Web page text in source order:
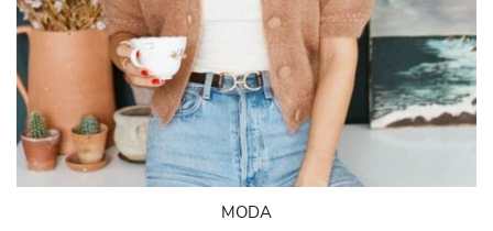
MODA